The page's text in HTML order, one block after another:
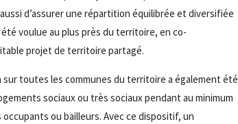
d’assurer une répartition équilibrée et diversifiée
été voulue au plus près du territoire, en co-
projet de territoire partagé.
toutes les communes du territoire a également été
sociaux ou très sociaux pendant au minimum
ou bailleurs. Avec ce dispositif, un